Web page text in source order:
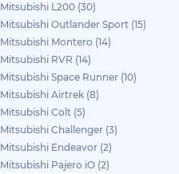
Mitsubishi L200 (30)
Mitsubishi Outlander Sport (15)
Mitsubishi Montero (14)
Mitsubishi RVR (14)
Mitsubishi Space Runner (10)
Mitsubishi Airtrek (8)
Mitsubishi Colt (5)
Mitsubishi Challenger (3)
Mitsubishi Endeavor (2)
Mitsubishi Pajero iO (2)